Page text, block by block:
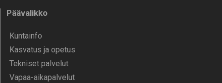
Päävalikko
Kunta­info
Kasvatus ja opetus
Tekniset palvelut
Vapaa-aika­palvelut